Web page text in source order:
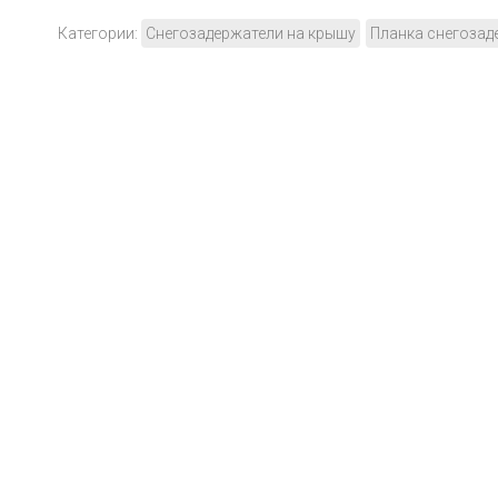
Категории: Снегозадержатели на крышу Планка